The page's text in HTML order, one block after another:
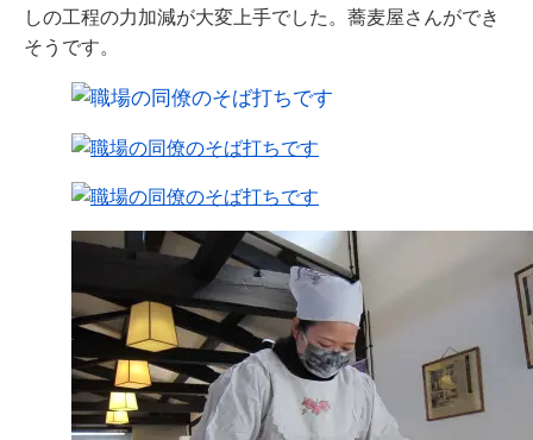
しの工程の力加減が大変上手でした。蕎麦屋さんができ
そうです。